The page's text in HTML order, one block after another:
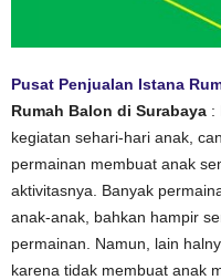
Pusat Penjualan Istana
Rumah Balon di Surabaya :
kegiatan sehari-hari anak,
permainan membuat anak
aktivitasnya. Banyak
anak-anak, bahkan hampir
permainan. Namun, lain
karena tidak membuat anak